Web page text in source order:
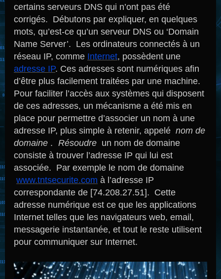
certains serveurs DNS qui n’ont pas été
corrigés. Débutons par expliquer, en quelques
mots, qu’est-ce qu’un serveur DNS ou ‘Domain
Name Server’. Les ordinateurs connectés à un
réseau IP, comme Internet, possèdent une
adresse IP. Ces adresses sont numériques afin
d’être plus facilement traitées par une machine.
Pour faciliter l’accès aux systèmes qui disposent
de ces adresses, un mécanisme a été mis en
place pour permettre d’associer un nom à une
adresse IP, plus simple à retenir, appelé nom de
domaine . Résoudre un nom de domaine
consiste à trouver l’adresse IP qui lui est
associée. Par exemple le nom de domaine
www.tntsecurite.com à l’adresse IP
correspondante de [74.208.27.51]. Cette
adresse numérique est ce que les applications
Internet telles que les navigateurs web, email,
messagerie instantanée, et tout le reste utilisent
pour communiquer sur Internet.